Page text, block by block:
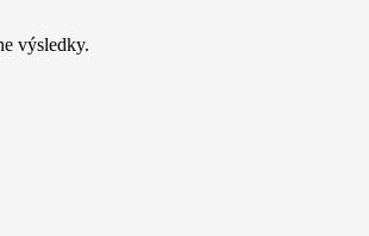
výsledky.